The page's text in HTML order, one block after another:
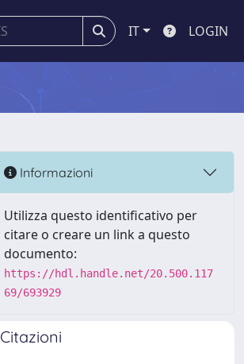
IT LOGIN
Informazioni
Utilizza questo identificativo per
citare o creare un link a questo
documento:
https://hdl.handle.net/20.500.117
69/693929
Citazioni